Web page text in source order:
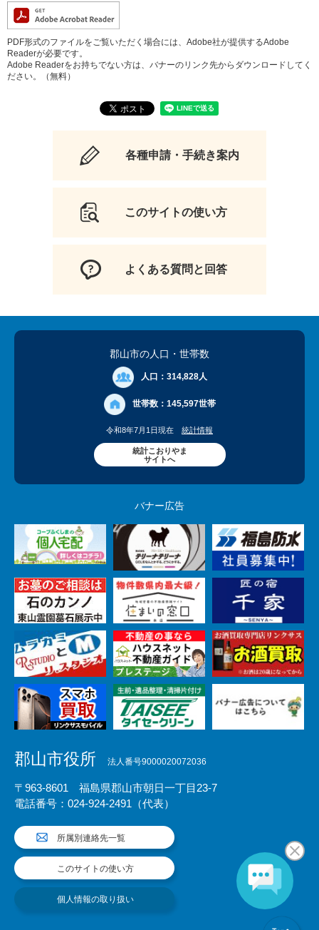
PDF形式のファイルをご覧いただく場合には、Adobe社が提供するAdobe
Readerが必要です。
Adobe Readerをお持ちでない方は、バナーのリンク先からダウンロードしてく
ださい。（無料）
各種申請・手続き案内
このサイトの使い方
よくある質問と回答
郡山市の人口 ・世帯数
人口： 314,828人
世帯数： 145,597世帯
令和8年7月1日現在 統計情報
統計こおりやま
サイトへ
バナー広告
郡山市役所 法人番号9000020072036
〒963-8601 福島県郡山市朝日一丁目23-7
電話番号：024-924-2491（代表）
所属別連絡先一覧
このサイトの使い方
個人情報の取り扱い